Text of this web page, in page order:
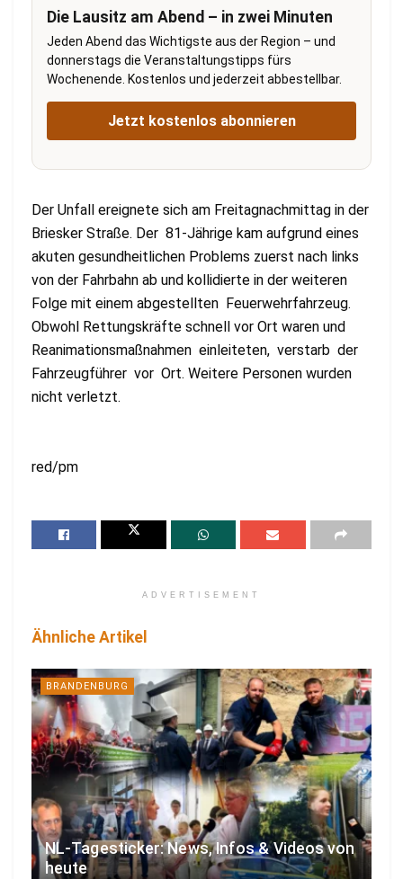
Die Lausitz am Abend – in zwei Minuten
Jeden Abend das Wichtigste aus der Region – und
donnerstags die Veranstaltungstipps fürs
Wochenende. Kostenlos und jederzeit abbestellbar.
Jetzt kostenlos abonnieren
Der Unfall ereignete sich am Freitagnachmittag in der
Briesker Straße. Der 81-Jährige kam aufgrund eines
akuten gesundheitlichen Problems zuerst nach links
von der Fahrbahn ab und kollidierte in der weiteren
Folge mit einem abgestellten Feuerwehrfahrzeug.
Obwohl Rettungskräfte schnell vor Ort waren und
Reanimationsmaßnahmen einleiteten, verstarb der
Fahrzeugführer vor Ort. Weitere Personen wurden
nicht verletzt.
red/pm
ADVERTISEMENT
Ähnliche Artikel
BRANDENBURG
NL-Tagesticker: News, Infos & Videos von
heute